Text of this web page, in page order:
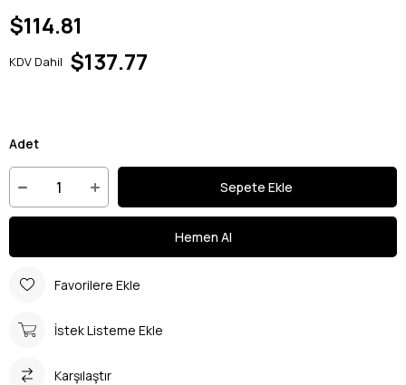
$114.81
KDV Dahil $137.77
Adet
Favorilere Ekle
İstek Listeme Ekle
Karşılaştır